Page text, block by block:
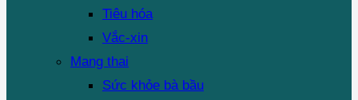
Tiêu hóa
Vắc-xin
Mang thai
Sức khỏe bà bầu